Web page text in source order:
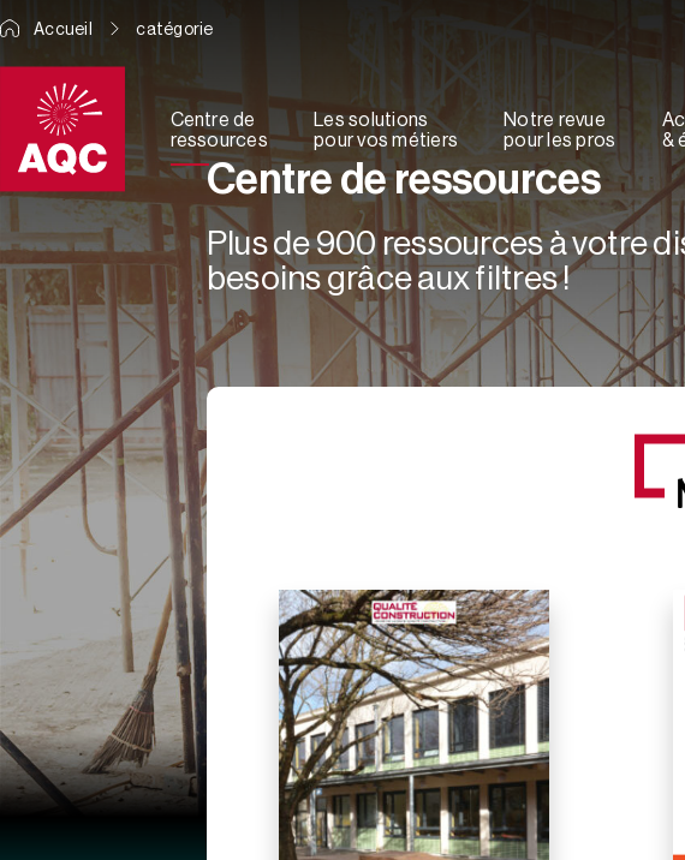
Centre de
ressources
Les solutions
pour vos métiers
Notre revue
pour les pros
&
Accueil catégorie
Centre de ressources
Plus de 900 ressources à votre
besoins grâce aux filtres !